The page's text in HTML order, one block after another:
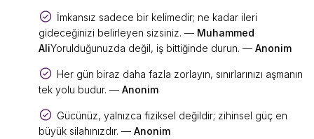
İmkansız sadece bir kelimedir; ne kadar ileri
gideceğinizi belirleyen sizsiniz. — Muhammed
AliYorulduğunuzda değil, iş bittiğinde durun. — Anonim
Her gün biraz daha fazla zorlayın, sınırlarınızı aşmanın
tek yolu budur. — Anonim
Gücünüz, yalnızca fiziksel değildir; zihinsel güç en
büyük silahınızdır. — Anonim